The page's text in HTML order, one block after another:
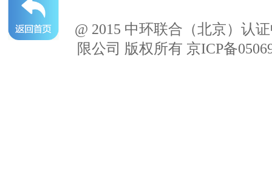
@ 2015 中环联合（北京）认
限公司 版权所有 京ICP备